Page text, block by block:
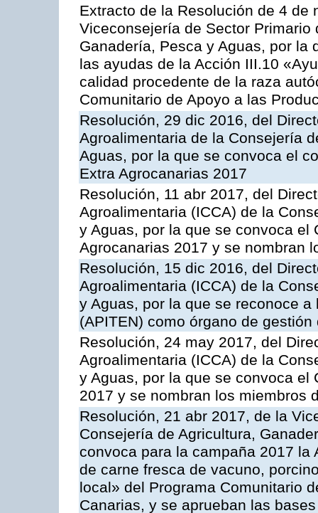
Extracto de la Resolución de 4 de
Viceconsejería de Sector
Ganadería, Pesca y Aguas, por la
las ayudas de la Acción III.10
calidad procedente de la raza
Comunitario de Apoyo a las
Resolución, 29 dic 2016, del
Agroalimentaria de la Consejería
Aguas, por la que se convoca el
Extra Agrocanarias 2017
Resolución, 11 abr 2017, del
Agroalimentaria (ICCA) de la
y Aguas, por la que se convoca el
Agrocanarias 2017 y se nombran
Resolución, 15 dic 2016, del
Agroalimentaria (ICCA) de la
y Aguas, por la que se reconoce
(APITEN) como órgano de
Resolución, 24 may 2017, del
Agroalimentaria (ICCA) de la
y Aguas, por la que se convoca el
2017 y se nombran los miembros
Resolución, 21 abr 2017, de la
Consejería de Agricultura,
convoca para la campaña 2017
de carne fresca de vacuno,
local» del Programa Comunitario
Canarias, y se aprueban las